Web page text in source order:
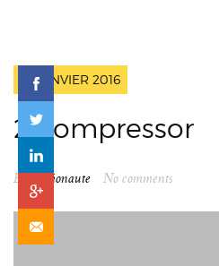
13 JANVIER 2016
2-compressor
By spationaute No comments